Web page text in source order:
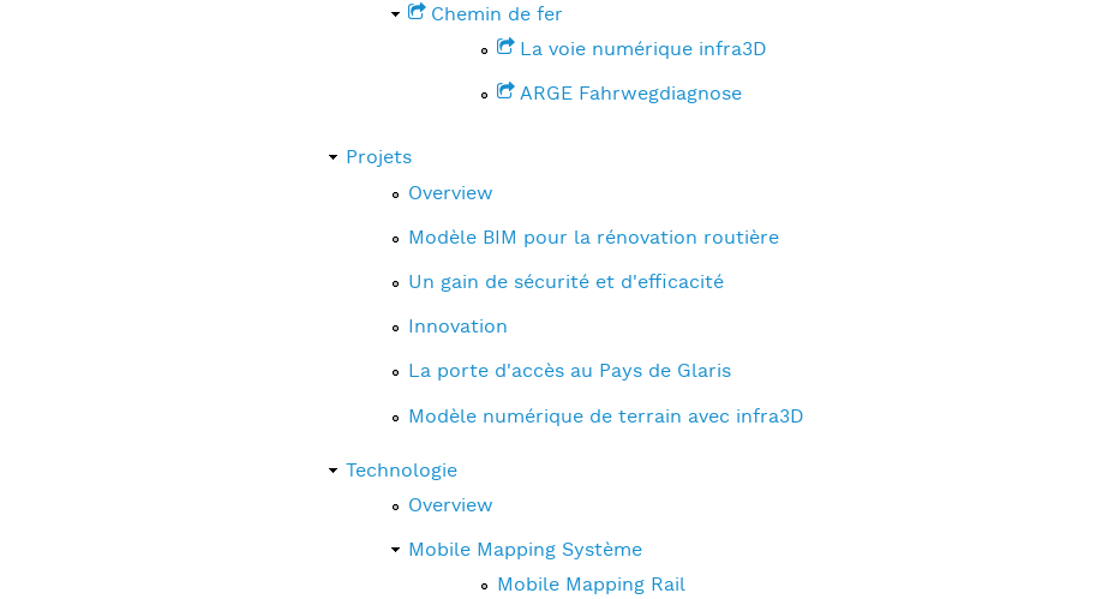
Chemin de fer
La voie numérique infra3D
ARGE Fahrwegdiagnose
Projets
Overview
Modèle BIM pour la rénovation routière
Un gain de sécurité et d'efficacité
Innovation
La porte d'accès au Pays de Glaris
Modèle numérique de terrain avec infra3D
Technologie
Overview
Mobile Mapping Système
Mobile Mapping Rail